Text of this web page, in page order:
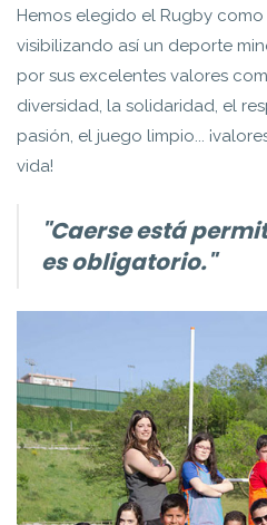
Hemos elegido el Rugby
visibilizando así un deporte
por sus excelentes valores
diversidad, la solidaridad, el
pasión, el juego limpio...
vida!
"Caerse está
es obligatorio."